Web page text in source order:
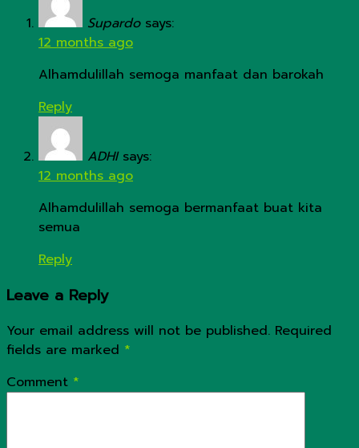
Supardo says:
12 months ago
Alhamdulillah semoga manfaat dan barokah
Reply
ADHI says:
12 months ago
Alhamdulillah semoga bermanfaat buat kita
semua
Reply
Leave a Reply
Your email address will not be published. Required
fields are marked *
Comment *